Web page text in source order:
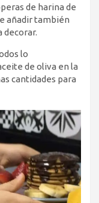
de harina de
añadir también
decorar.
lo
de oliva en la
cantidades para